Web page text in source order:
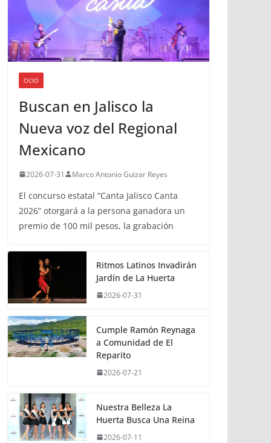
OCIO
Buscan en Jalisco la
Nueva voz del Regional
Mexicano
2026-07-31 Marco Antonio Guizar Reyes
El concurso estatal “Canta Jalisco Canta
2026” otorgará a la persona ganadora un
premio de 100 mil pesos, la grabación
Ritmos Latinos Invadirán
Jardín de La Huerta
2026-07-31
Cumple Ramón Reynaga
a Comunidad de El
Reparito
2026-07-21
Nuestra Belleza La
Huerta Busca Una Reina
2026-07-11